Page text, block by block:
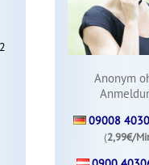
Anonym
09008
(2,99€/